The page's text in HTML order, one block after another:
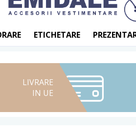
ETICHETARE
LIVRARE
IN UE